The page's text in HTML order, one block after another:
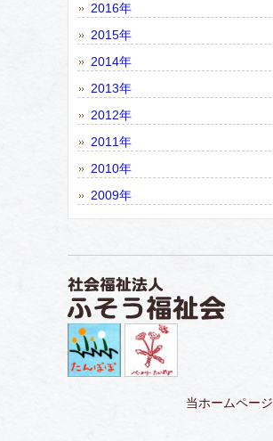
2016年
2015年
2014年
2013年
2012年
2011年
2010年
2009年
当ホームペー